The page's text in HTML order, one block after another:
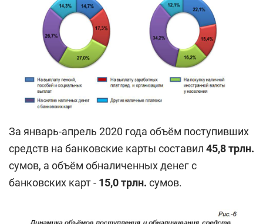
За январь-апрель 2020 года объём поступивших
средств на банковские карты составил 45,8трлн.
сумов, а объём обналиченных денег с
банковских карт - 15,0трлн. сумов.